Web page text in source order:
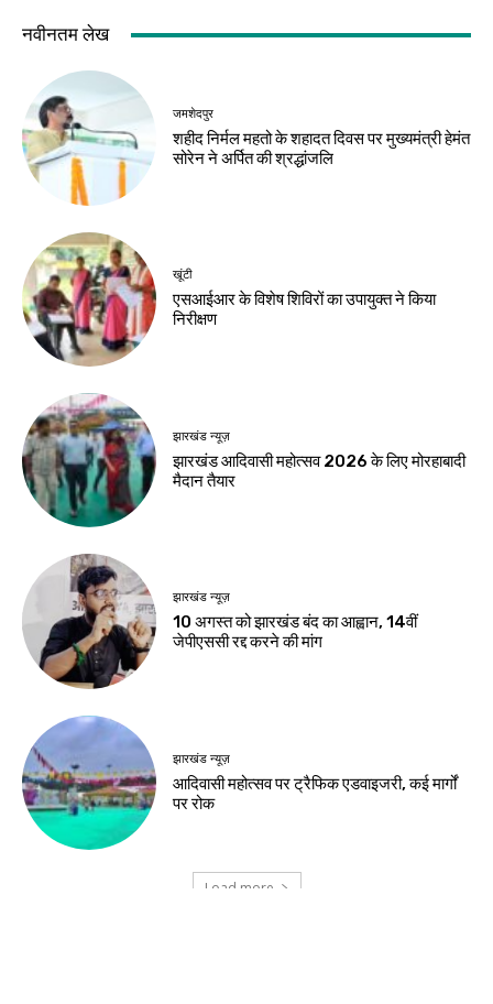
झारखंड न्यूज़
10 अगस्त को विधानसभा
घेराव, छात्रों से रांची
Birsa Bhumi Live
August 8, 2026
करियर
मर्चेंट नेवी में कैसे बनाएं
करियर
एआई में करियर बनाना है
तो ये 5 कोर्स हो सकते हैं
बेहतर विकल्प
Birsa Bhumi Live
नवीनतम लेख
एसआईआर के विशेष शिविरों का उपायुक्त ने किया
निरीक्षण